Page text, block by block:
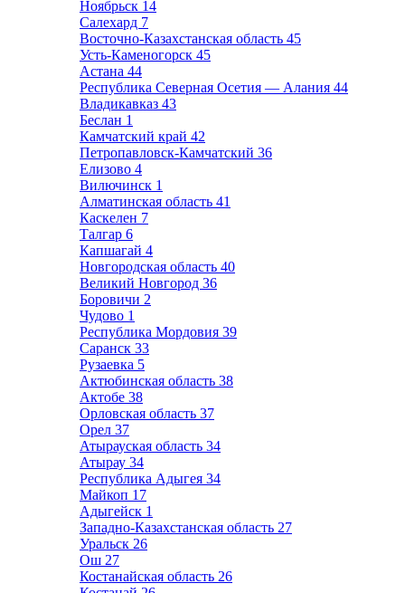
Ноябрьск 14
Салехард 7
Восточно-Казахстанская область 45
Усть-Каменогорск 45
Астана 44
Республика Северная Осетия — Алания 44
Владикавказ 43
Беслан 1
Камчатский край 42
Петропавловск-Камчатский 36
Елизово 4
Вилючинск 1
Алматинская область 41
Каскелен 7
Талгар 6
Капшагай 4
Новгородская область 40
Великий Новгород 36
Боровичи 2
Чудово 1
Республика Мордовия 39
Саранск 33
Рузаевка 5
Актюбинская область 38
Актобе 38
Орловская область 37
Орел 37
Атырауская область 34
Атырау 34
Республика Адыгея 34
Майкоп 17
Адыгейск 1
Западно-Казахстанская область 27
Уральск 26
Ош 27
Костанайская область 26